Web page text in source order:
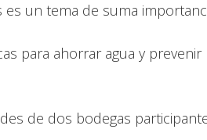
un tema de suma
para ahorrar agua y prevenir
de dos bodegas